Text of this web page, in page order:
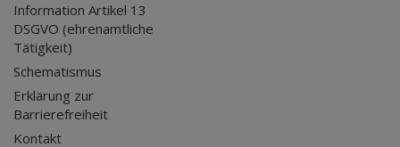
Information Artikel 13
DSGVO (ehrenamtliche
Tätigkeit)
Schematismus
Erklärung zur
Barrierefreiheit
Kontakt